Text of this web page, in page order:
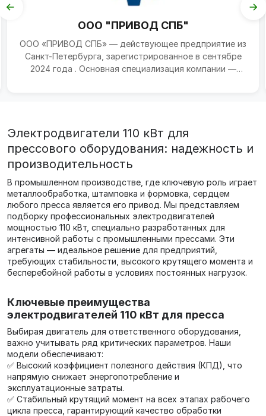
ООО "ПРИВОД СПБ"
ООО «ПРИВОД СПБ» — действующее предприятие из
Санкт-Петербурга, зарегистрированное в сентябре
2024 года . Основная специализация компании —
Электродвигатели 110 кВт для
прессового оборудования: надежность и
производительность
В промышленном производстве, где ключевую роль играет
металлообработка, штамповка и формовка, сердцем
любого пресса является его привод. Мы представляем
подборку профессиональных электродвигателей
мощностью 110 кВт, специально разработанных для
интенсивной работы с промышленными прессами. Эти
агрегаты — идеальное решение для предприятий,
требующих стабильности, высокого крутящего момента и
бесперебойной работы в условиях постоянных нагрузок.
Ключевые преимущества
электродвигателей 110 кВт для пресса
Выбирая двигатель для ответственного оборудования,
важно учитывать ряд критических параметров. Наши
модели обеспечивают:
✅ Высокий коэффициент полезного действия (КПД), что
напрямую снижает энергопотребление и
эксплуатационные затраты.
✅ Стабильный крутящий момент на всех этапах рабочего
цикла пресса, гарантирующий качество обработки